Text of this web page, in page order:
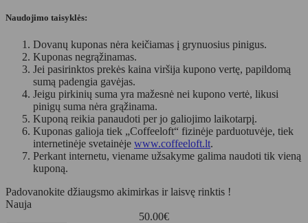
Naudojimo taisyklės:
Dovanų kuponas nėra keičiamas į grynuosius pinigus.
Kuponas negrąžinamas.
Jei pasirinktos prekės kaina viršija kupono vertę, papildomą
sumą padengia gavėjas.
Jeigu pirkinių suma yra mažesnė nei kupono vertė, likusi
pinigų suma nėra grąžinama.
Kuponą reikia panaudoti per jo galiojimo laikotarpį.
Kuponas galioja tiek „Coffeeloft“ fizinėje parduotuvėje, tiek
internetinėje svetainėje www.coffeeloft.lt.
Perkant internetu, viename užsakyme galima naudoti tik vieną
kuponą.
Padovanokite džiaugsmo akimirkas ir laisvę rinktis !
Nauja
50.00€